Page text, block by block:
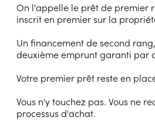
On l'appelle le prêt de premier
inscrit en premier sur la
Un financement de second
deuxième emprunt garanti par
Votre premier prêt reste en
Vous n'y touchez pas. Vous ne
processus d'achat.